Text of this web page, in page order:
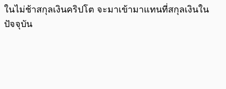
ในไม่ช้าสกุลเงินคริปโต จะมาเข้ามาแทนที่สกุลเงินใน
ปัจจุบัน